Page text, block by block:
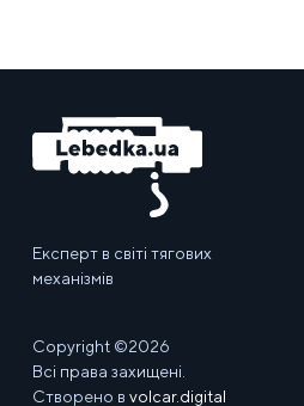
Експерт в світі тягових
механізмів
Copyright ©2026
Всі права захищені.
Створено в volcar.digital